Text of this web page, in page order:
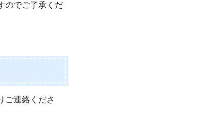
のでご了承くだ
ご連絡くださ